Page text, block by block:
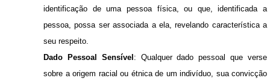
identificação de uma pessoa física, ou que, identificada a
pessoa, possa ser associada a ela, revelando característica a
seu respeito.
Dado Pessoal Sensível : Qualquer dado pessoal que verse
sobre a origem racial ou étnica de um indivíduo, sua convicção